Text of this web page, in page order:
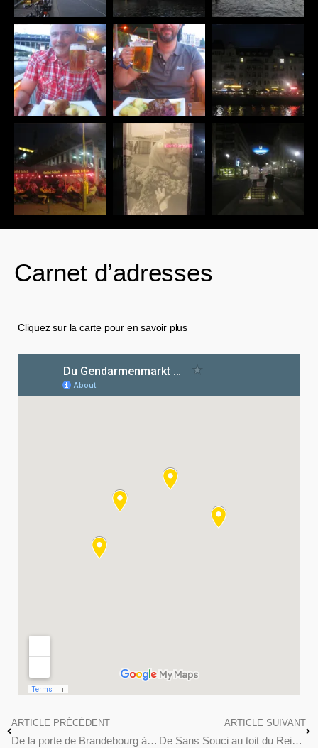
Carnet d’adresses
Cliquez sur la carte pour en savoir plus
ARTICLE PRÉCÉDENT
De la porte de Brandebourg à Checkpoint Charlie
ARTICLE SUIVANT
De Sans Souci au toit du Reichtstag